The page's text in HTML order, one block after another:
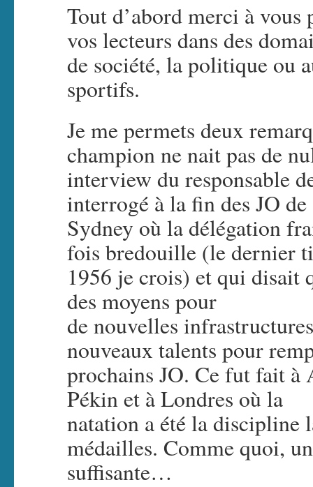
Tout d’abord merci à
vos lecteurs dans des
de société, la politique ou
sportifs.
Je me permets deux
champion ne nait pas de
interview du responsable
interrogé à la fin des JO de
Sydney où la délégation
fois bredouille (le dernier
1956 je crois) et qui disait
des moyens pour
de nouvelles
nouveaux talents pour
prochains JO. Ce fut fait à
Pékin et à Londres où la
natation a été la discipline
médailles. Comme quoi,
suffisante…